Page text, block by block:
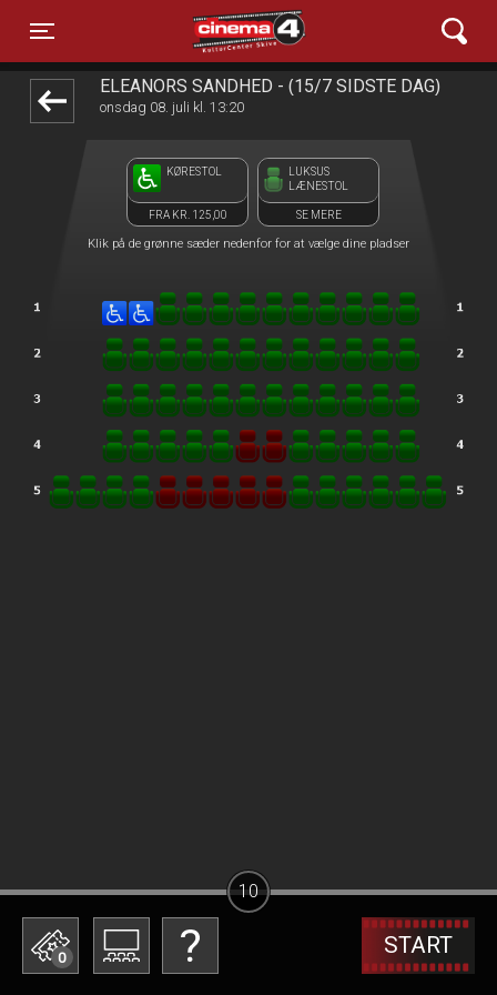
Toggle navigation
Cinema4
ELEANORS SANDHED - (15/7 SIDSTE DAG)
onsdag 08. juli kl. 13:20
KØRESTOL
FRA KR. 125,00
LUKSUS
LÆNESTOL
SE MERE
Klik på de grønne sæder nedenfor for at vælge dine pladser
0 START
10
1step-front02 103905